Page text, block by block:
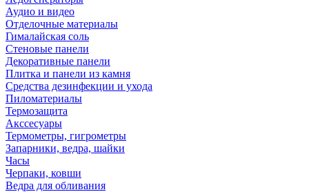
Аудио и видео
Отделочные материалы
Гималайская соль
Стеновые панели
Декоративные панели
Плитка и панели из камня
Средства дезинфекции и ухода
Пиломатериалы
Термозащита
Аксcесуары
Термометры, гигрометры
Запарники, ведра, шайки
Часы
Черпаки, ковши
Ведра для обливания